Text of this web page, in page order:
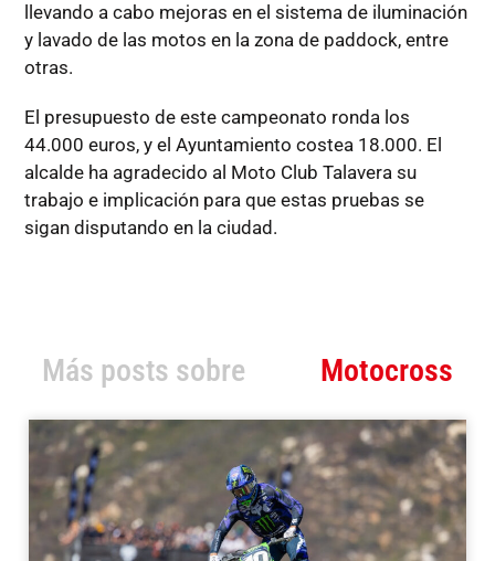
llevando a cabo mejoras en el sistema de iluminación
y lavado de las motos en la zona de paddock, entre
otras.
El presupuesto de este campeonato ronda los
44.000 euros, y el Ayuntamiento costea 18.000. El
alcalde ha agradecido al Moto Club Talavera su
trabajo e implicación para que estas pruebas se
sigan disputando en la ciudad.
Más posts sobre Motocross